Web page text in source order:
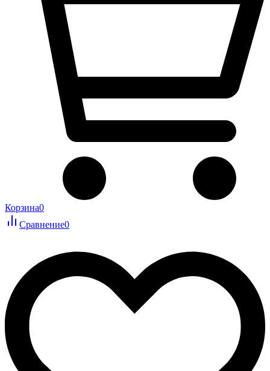
Корзина0
Сравнение0